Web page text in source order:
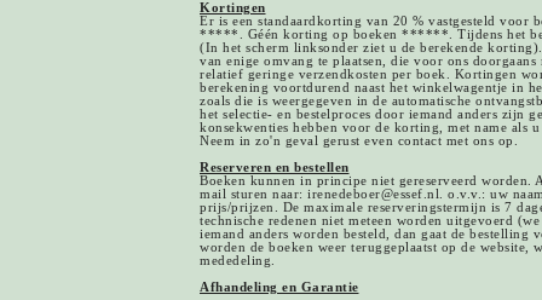
Kortingen
Er is een standaardkorting van 20 % vastgesteld
*****. Géén korting op boeken ******. Tijdens het
(In het scherm linksonder ziet u de berekende
van enige omvang te plaatsen, die voor ons
relatief geringe verzendkosten per boek. Kortingen
berekening voortdurend naast het winkelwagentje in
zoals die is weergegeven in de automatische
het selectie- en bestelproces door iemand anders zijn
konsekwenties hebben voor de korting, met name als
Neem in zo'n geval gerust even contact met ons op.
Reserveren en bestellen
Boeken kunnen in principe niet gereserveerd worden.
mail sturen naar: irenedeboer@essef.nl. o.v.v.: uw
prijs/prijzen. De maximale reserveringstermijn is 7
technische redenen niet meteen worden uitgevoerd
iemand anders worden besteld, dan gaat de
worden de boeken weer teruggeplaatst op de
mededeling.
Afhandeling en Garantie